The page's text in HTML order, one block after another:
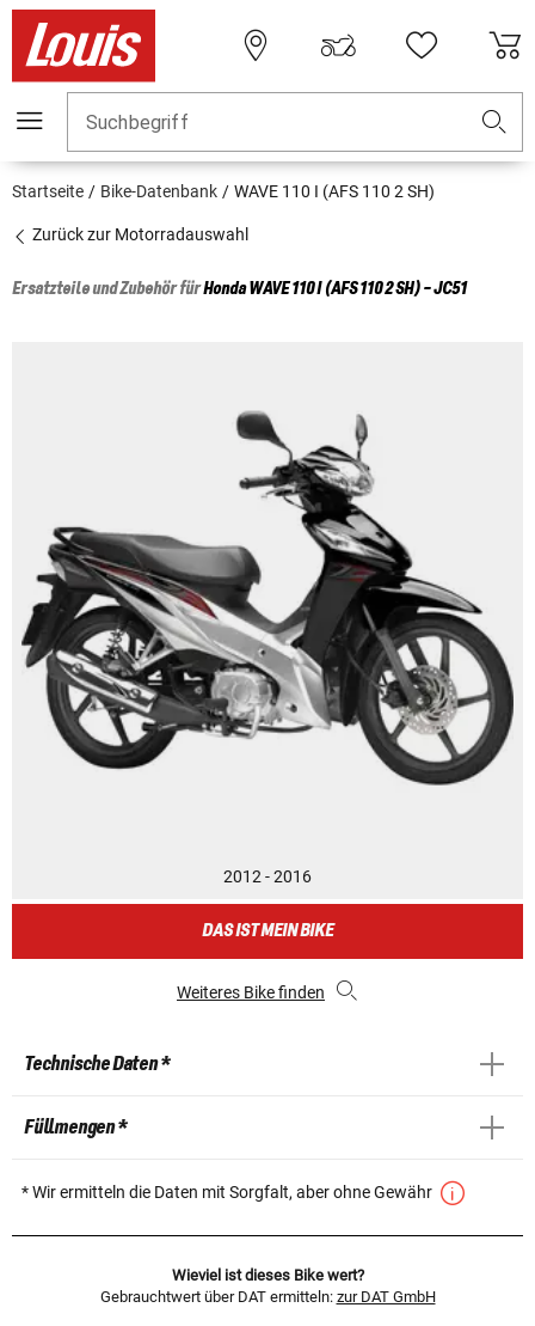
Suchbegriff
Startseite Bike-Datenbank WAVE 110 I (AFS 110 2 SH)
Zurück zur Motorradauswahl
Ersatzteile und Zubehör fürHondaWAVE 110 I (AFS 110 2 SH) - JC51
2012 - 2016
DAS IST MEIN BIKE
Weiteres Bike finden
Technische Daten *
Füllmengen *
* Wir ermitteln die Daten mit Sorgfalt, aber ohne Gewähr
Wieviel ist dieses Bike wert?
Gebrauchtwert über DAT ermitteln: zur DAT GmbH